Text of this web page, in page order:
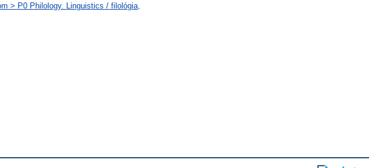
> P0 Philology. Linguistics / filológia,